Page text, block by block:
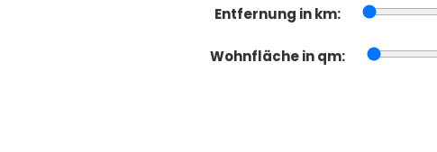
Entfernung in km:
Wohnfläche in qm: